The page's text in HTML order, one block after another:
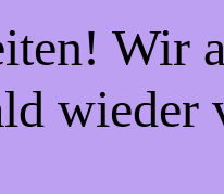
Wir
wieder